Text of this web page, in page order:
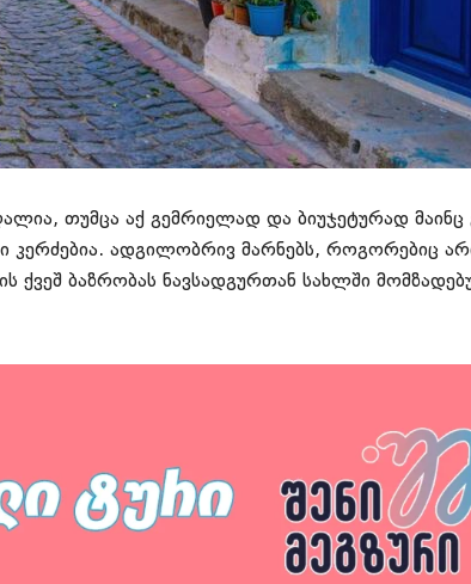
თუმცა აქ გემრიელად და ბიუჯეტურად მაინც
კერძებია. ადგილობრივ მარნებს, როგორებიც
ქვეშ ბაზრობას ნავსადგურთან სახლში